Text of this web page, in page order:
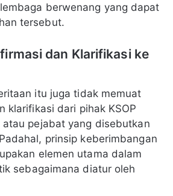
berwenang yang dapat
tersebut.
dan Klarifikasi ke
itu juga tidak memuat
klarifikasi dari pihak KSOP
atau pejabat yang disebutkan
prinsip keberimbangan
elemen utama dalam
sebagaimana diatur oleh